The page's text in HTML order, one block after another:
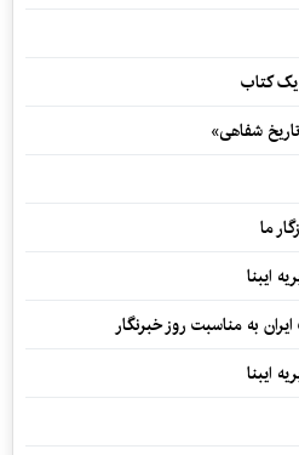
یک کتاب
شفاهی»
ما
ایبنا
به مناسبت روز خبرنگار
ایبنا